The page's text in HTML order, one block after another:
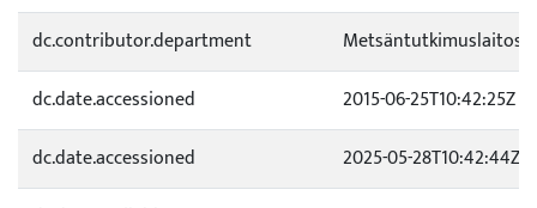
dc.contributor.department
Metsäntutkimuslaitos
dc.date.accessioned
2015-06-25T10:42:25Z
dc.date.accessioned
2025-05-28T10:42:44Z